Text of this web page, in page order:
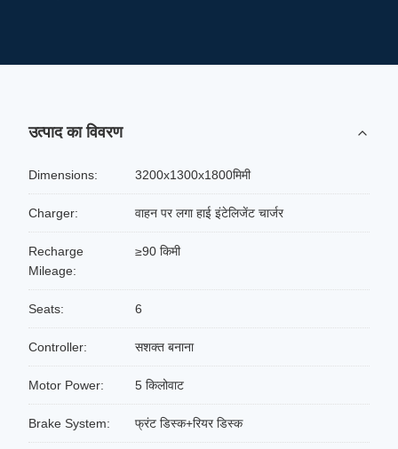
उत्पाद का विवरण
Dimensions: 3200x1300x1800मिमी
Charger: वाहन पर लगा हाई इंटेलिजेंट चार्जर
Recharge
Mileage:
≥90 किमी
Seats: 6
Controller: सशक्त बनाना
Motor Power: 5 किलोवाट
Brake System: फ्रंट डिस्क+रियर डिस्क